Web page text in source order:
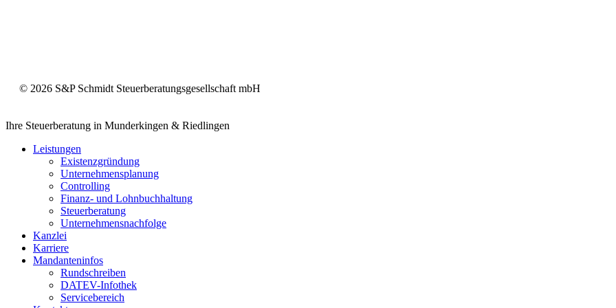
© 2026 S&P Schmidt Steuerberatungsgesellschaft mbH
Close
Ihre Steuerberatung in Munderkingen & Riedlingen
Leistungen
Existenzgründung
Unternehmensplanung
Controlling
Finanz- und Lohnbuchhaltung
Steuerberatung
Unternehmensnachfolge
Kanzlei
Karriere
Mandanteninfos
Rundschreiben
DATEV-Infothek
Servicebereich